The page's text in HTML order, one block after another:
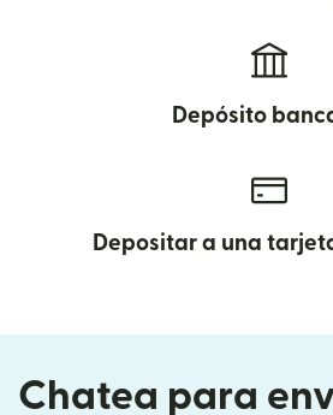
Depósito
Depositar a una
Chatea para